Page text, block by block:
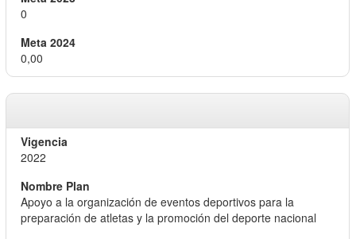
0
0,00
2022
Apoyo a la organización de eventos deportivos para la
preparación de atletas y la promoción del deporte nacional